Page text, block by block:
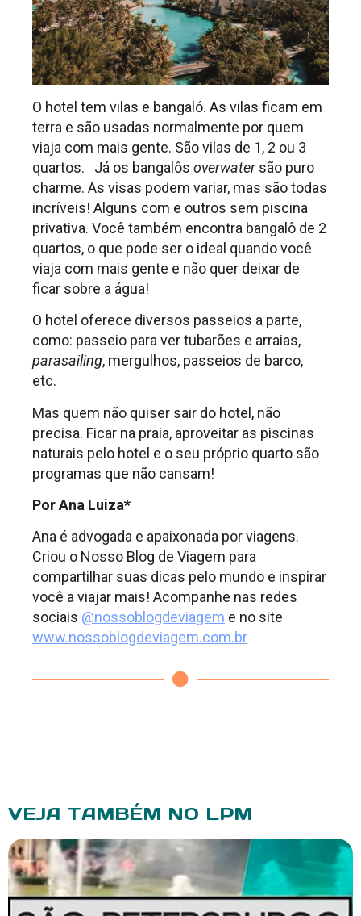
O hotel tem vilas e bangaló. As vilas ficam em
terra e são usadas normalmente por quem
viaja com mais gente. São vilas de 1, 2 ou 3
quartos. Já os bangalôs overwatersão puro
charme. As visas podem variar, mas são todas
incríveis! Alguns com e outros sem piscina
privativa. Você também encontra bangalô de 2
quartos, o que pode ser o ideal quando você
viaja com mais gente e não quer deixar de
ficar sobre a água!
O hotel oferece diversos passeios a parte,
como: passeio para ver tubarões e arraias,
parasailing, mergulhos, passeios de barco,
etc.
Mas quem não quiser sair do hotel, não
precisa. Ficar na praia, aproveitar as piscinas
naturais pelo hotel e o seu próprio quarto são
programas que não cansam!
Por Ana Luiza*
Ana é advogada e apaixonada por viagens.
Criou o Nosso Blog de Viagem para
compartilhar suas dicas pelo mundo e inspirar
você a viajar mais! Acompanhe nas redes
sociais @nossoblogdeviagem e no site
www.nossoblogdeviagem.com.br
VEJA TAMBÉM NO LPM